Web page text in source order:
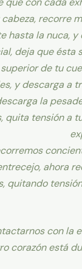
recorre
hasta la nuca,
deja que ésta
de tu
y descarga a
la
quita tensión a
ahora
quitando
con
corazón está